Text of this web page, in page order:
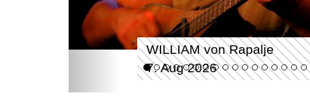
WILLIAM von Rapalje
7. Aug 2026